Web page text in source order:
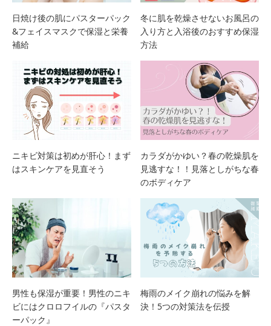
日焼け後の肌にパスターパック
&フェイスマスクで保湿と栄養
補給
冬に肌を乾燥させないお風呂の
入り方と入浴後のおすすめ保湿
方法
ニキビ対策は初めが肝心！まず
はスキンケアを見直そう
カラダがかゆい？春の乾燥肌を
見逃すな！！見落としがちな春
のボディケア
男性も保湿が重要！男性のニキ
ビにはクロロフイルの『パスタ
ーパック』
梅雨のメイク崩れの悩みを解
決！5つの対策法を伝授